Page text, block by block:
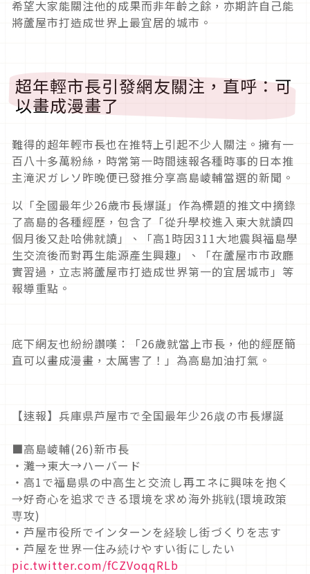
希望大家能關注他的成果而非年齡之餘，亦期許自己能
將蘆屋市打造成世界上最宜居的城市。
超年輕市長引發網友關注，直呼：可
以畫成漫畫了
難得的超年輕市長也在推特上引起不少人關注。擁有一
百八十多萬粉絲，時常第一時間速報各種時事的日本推
主滝沢ガレソ昨晚便已發推分享高島崚輔當選的新聞。
以「全國最年少26歲市長爆誕」作為標題的推文中摘錄
了高島的各種經歷，包含了「從升學校進入東大就讀四
個月後又赴哈佛就讀」、「高1時因311大地震與福島學
生交流後而對再生能源產生興趣」、「在蘆屋市市政廳
實習過，立志將蘆屋市打造成世界第一的宜居城市」等
報導重點。
底下網友也紛紛讚嘆：「26歲就當上市長，他的經歷簡
直可以畫成漫畫，太厲害了！」為高島加油打氣。
【速報】兵庫県芦屋市で全国最年少26歳の市長爆誕
■高島崚輔(26)新市長
・灘→東大→ハーバード
・高1で福島県の中高生と交流し再エネに興味を抱く
→好奇心を追求できる環境を求め海外挑戦(環境政策
専攻)
・芦屋市役所でインターンを経験し街づくりを志す
・芦屋を世界一住み続けやすい街にしたい
pic.twitter.com/fCZVoqqRLb